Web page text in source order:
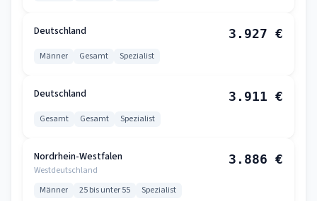
Deutschland 3.927 €
Männer Gesamt Spezialist
Deutschland 3.911 €
Gesamt Gesamt Spezialist
Nordrhein-Westfalen
Westdeutschland
3.886 €
Männer 25 bis unter 55 Spezialist